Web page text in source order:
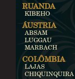
RUANDA
KIBEHO
ÁUSTRIA
ABSAM
LUGGAU
MARBACH
COLÔMBIA
LAJAS
CHIQUINQUIRA